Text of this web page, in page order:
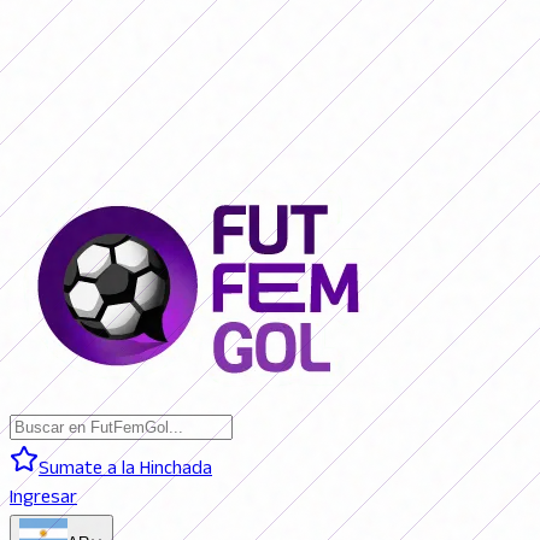
SAN LORENZO 0 - 0 BOCA JRS. (EN VIVO)RIVER PLATE 0 - 0
RACING (EN VIVO)
RACING 0 - 0 SAN LORENZO (FINAL)
BOCA JRS. 3
- 1 RIVER PLATE (FINAL)
BELGRANO 2 - 0 BANFIELD (FINAL)
SAN
LORENZO 0 - 0 BOCA JRS. (EN VIVO)
RIVER PLATE 0 - 0 RACING
(EN VIVO)
RACING 0 - 0 SAN LORENZO (FINAL)BOCA JRS. 3 - 1
RIVER PLATE (FINAL)
BELGRANO 2 - 0 BANFIELD (FINAL)
Sumate a la Hinchada
Ingresar